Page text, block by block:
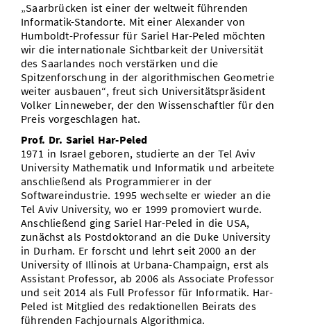
„Saarbrücken ist einer der weltweit führenden
Informatik-Standorte. Mit einer Alexander von
Humboldt-Professur für Sariel Har-Peled möchten
wir die internationale Sichtbarkeit der Universität
des Saarlandes noch verstärken und die
Spitzenforschung in der algorithmischen Geometrie
weiter ausbauen“, freut sich Universitätspräsident
Volker Linneweber, der den Wissenschaftler für den
Preis vorgeschlagen hat.
Prof. Dr. Sariel Har-Peled
1971 in Israel geboren, studierte an der Tel Aviv
University Mathematik und Informatik und arbeitete
anschließend als Programmierer in der
Softwareindustrie. 1995 wechselte er wieder an die
Tel Aviv University, wo er 1999 promoviert wurde.
Anschließend ging Sariel Har-Peled in die USA,
zunächst als Postdoktorand an die Duke University
in Durham. Er forscht und lehrt seit 2000 an der
University of Illinois at Urbana-Champaign, erst als
Assistant Professor, ab 2006 als Associate Professor
und seit 2014 als Full Professor für Informatik. Har-
Peled ist Mitglied des redaktionellen Beirats des
führenden Fachjournals Algorithmica.